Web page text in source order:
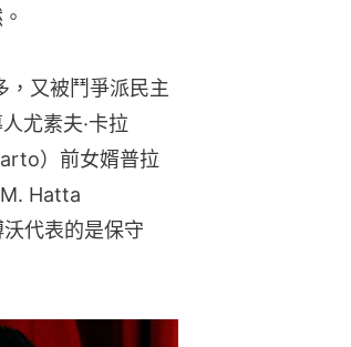
，又被鬥爭派民主
尤素夫·卡拉
）前女婿普拉
Hatta
代表的是保守